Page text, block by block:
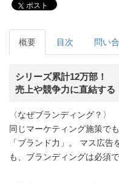
ポスト
概要 目次 問い
シリーズ累計12万部！
売上や競争力に直結する
〈なぜブランディング？〉
同じマーケティング施策で
「ブランド力」。 マス広
も、ブランディングは必須で